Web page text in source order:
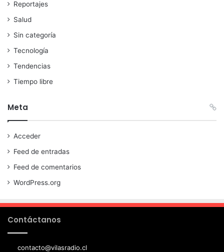
Reportajes
Salud
Sin categoría
Tecnología
Tendencias
Tiempo libre
Meta
Acceder
Feed de entradas
Feed de comentarios
WordPress.org
Contáctanos
contacto@vilasradio.cl